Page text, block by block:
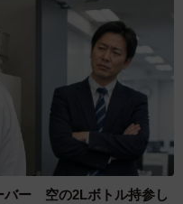
バー 空の2Lボトル持参し